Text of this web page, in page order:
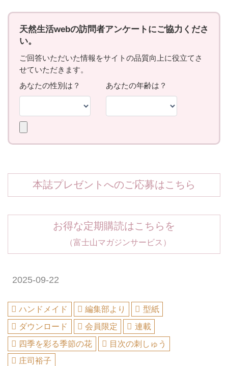
本誌プレゼントへのご応募はこちら
お得な定期購読はこちらを
（富士山マガジンサービス）
2025-09-22
ハンドメイド 編集部より
型紙
ダウンロード
会員限定
連載
四季を彩る季節の花
目次の刺しゅう
庄司裕子